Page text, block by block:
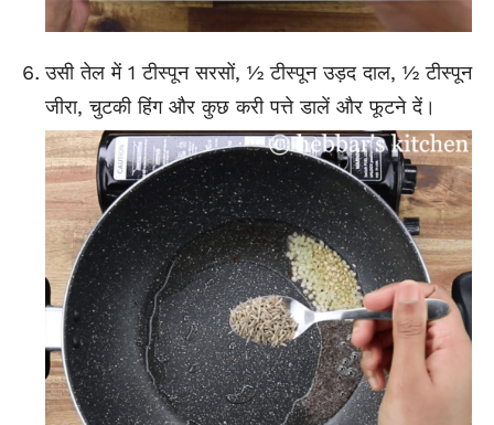
उसी तेल में 1 टीस्पून सरसों, ½ टीस्पून उड़द दाल, ½ टीस्पून
जीरा, चुटकी हिंग और कुछ करी पत्ते डालें और फूटने दें।